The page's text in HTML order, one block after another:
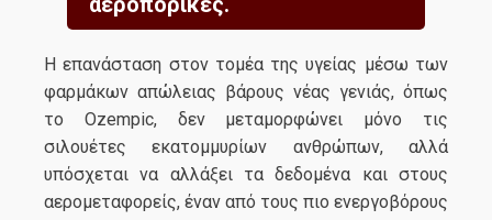
H επανάσταση στον τομέα της υγείας μέσω των
φαρμάκων απώλειας βάρους νέας γενιάς, όπως
το Ozempic, δεν μεταμορφώνει μόνο τις
σιλουέτες εκατομμυρίων ανθρώπων, αλλά
υπόσχεται να αλλάξει τα δεδομένα και στους
αερομεταφορείς, έναν από τους πιο ενεργοβόρους